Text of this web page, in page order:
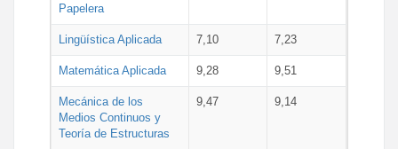
Papelera
Lingüística Aplicada 7,10 7,23
Matemática Aplicada 9,28 9,51
Mecánica de los
Medios Continuos y
Teoría de Estructuras
9,47 9,14